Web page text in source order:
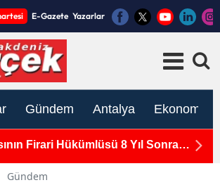
E-Gazete Yazarlar
Gündem Antalya Ekonomi
Firari Hükümlüsü 8 Yıl Sonra
Gündem